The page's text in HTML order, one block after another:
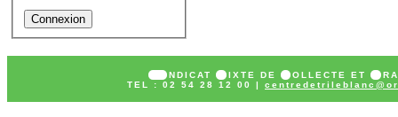
SY NDICAT MIXTE DE COLLECTE ET T
TEL : 02 54 28 12 00 |